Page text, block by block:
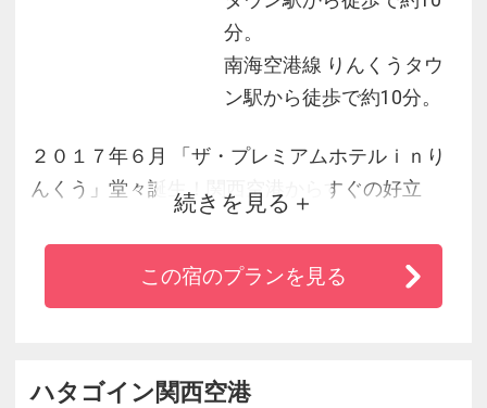
分。
南海空港線 りんくうタウ
ン駅から徒歩で約10分。
２０１７年６月 「ザ・プレミアムホテルｉｎり
んくう」堂々誕生！関西空港からすぐの好立
地！りんくうプレミアム・アウトレットや、り
んくうプレジャータウンシークルのすぐそばに
ございます。ひとしきり活動された後は、ザ・
続きを見る
この宿のプランを見る
ハタゴイン関西空港